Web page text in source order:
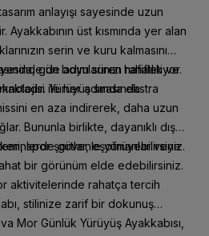
anlayışı sayesinde uzun
Ayakkabının üst kısmında yer alan
serin ve kuru kalmasını
de adımlarınızı hafifletiyor.
ile her adımda ekstra
gün boyu süren rahatlık ve
Yürüyüş sırasında
en aza indirerek, daha uzun
Bununla birlikte, dayanıklı dış
güvenle yürüyebilirsiniz.
spor şortlar, eşofmanlar veya
bir görünüm elde edebilirsiniz.
aktivitelerinde rahatça tercih
stilinize zarif bir dokunuş
Mor Günlük Yürüyüş Ayakkabısı,